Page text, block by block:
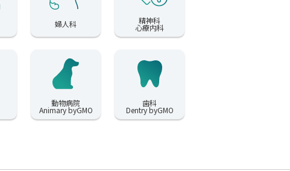
婦人科 精神科
心療内科
動物病院
Animary byGMO
歯科
Dentry byGMO